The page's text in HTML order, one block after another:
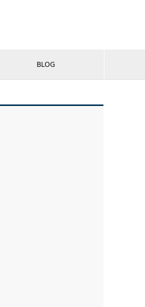
BLOG